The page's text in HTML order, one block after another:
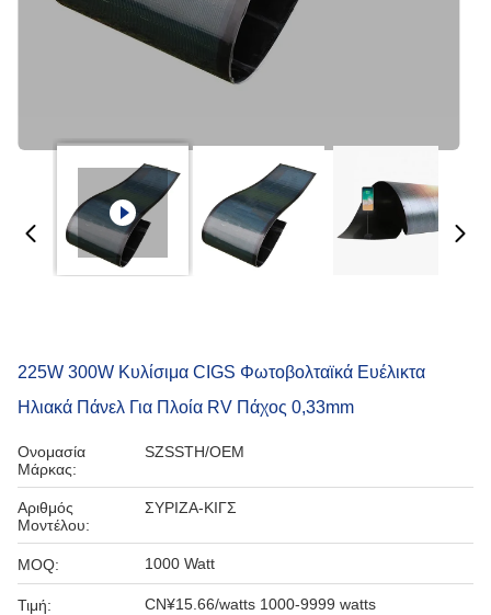
225W 300W Κυλίσιμα CIGS Φωτοβολταϊκά Ευέλικτα
Ηλιακά Πάνελ Για Πλοία RV Πάχος 0,33mm
Ονομασία
Μάρκας:
SZSSTH/OEM
Αριθμός
Μοντέλου:
ΣΥΡΙΖΑ-ΚΙΓΣ
MOQ: 1000 Watt
Τιμή: CN¥15.66/watts 1000-9999 watts